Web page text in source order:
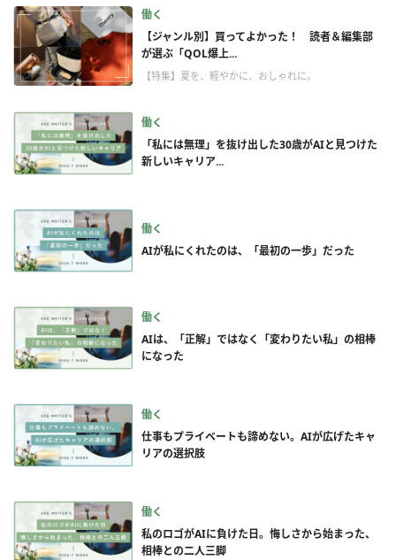
働く
【ジャンル別】買ってよかった！ 読者＆編集部
が選ぶ「QOL爆上...
【特集】夏を、軽やかに、おしゃれに。
働く
「私には無理」を抜け出した30歳がAIと見つけた
新しいキャリア...
働く
AIが私にくれたのは、「最初の一歩」だった
働く
AIは、「正解」ではなく「変わりたい私」の相棒
になった
働く
仕事もプライベートも諦めない。AIが広げたキャ
リアの選択肢
働く
私のロゴがAIに負けた日。悔しさから始まった、
相棒との二人三脚